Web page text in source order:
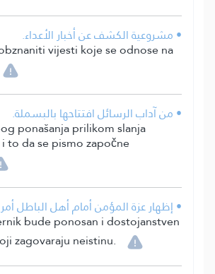
• مشروعية الكشف عن أخبار الأعداء.
vijesti koje se odnose na
• من آداب الرسائل افتتاحها بالبسملة.
ponašanja prilikom slanja
to da se pismo započne
• إظهار عزة المؤمن أمام أهل الباطل
bude ponosan i dostojanstven
zagovaraju neistinu.